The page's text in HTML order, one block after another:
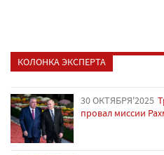
КОЛОНКА ЭКСПЕРТА
30 ОКТЯБРЯ'2025
провал миссии